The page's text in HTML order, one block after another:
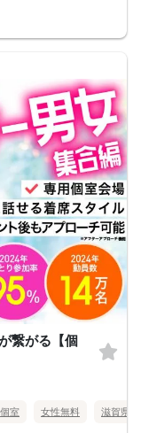
繋がる【個
個室 女性無料 滋賀県